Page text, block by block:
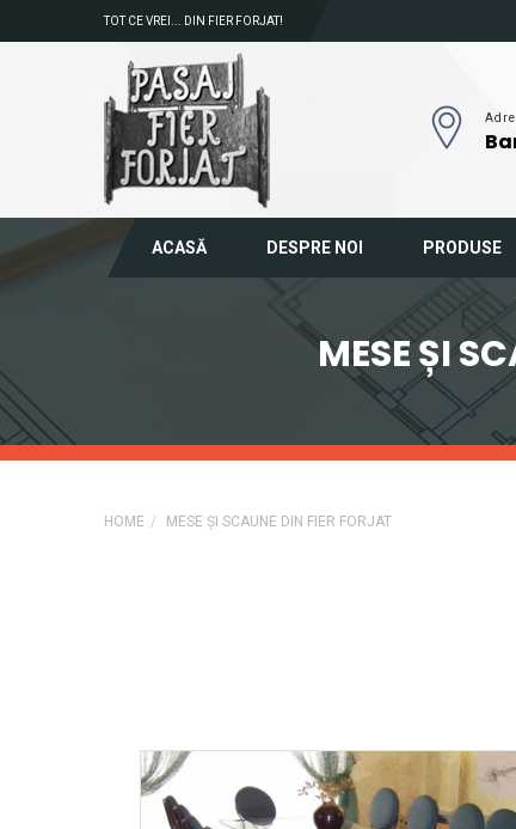
TOT CE VREI... DIN FIER FORJAT!
ACASĂ DESPRE NOI PRODUSE
MESE ȘI
HOME MESE ȘI SCAUNE DIN FIER FORJAT